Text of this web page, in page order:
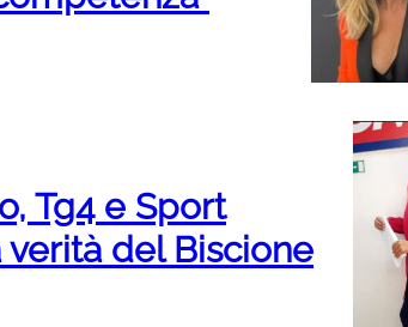
Tg4 e Sport
del Biscione